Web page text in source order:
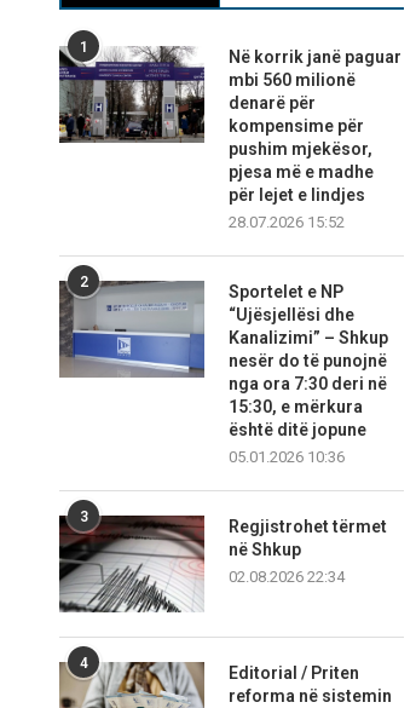
1
Në korrik janë paguar
mbi 560 milionë
denarë për
kompensime për
pushim mjekësor,
pjesa më e madhe
për lejet e lindjes
28.07.2026 15:52
2
Sportelet e NP
“Ujësjellësi dhe
Kanalizimi” – Shkup
nesër do të punojnë
nga ora 7:30 deri në
15:30, e mërkura
është ditë jopune
05.01.2026 10:36
3
Regjistrohet tërmet
në Shkup
02.08.2026 22:34
4
Editorial / Priten
reforma në sistemin